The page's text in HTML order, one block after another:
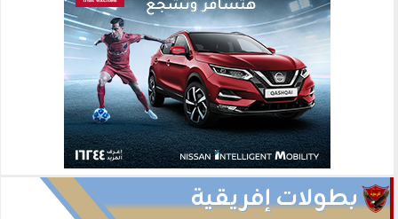
بطولات إفريقية